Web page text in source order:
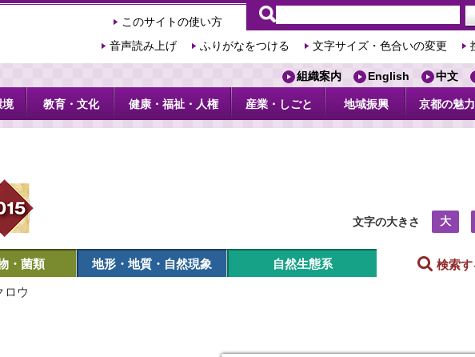
このサイトの使い方
音声読み上げ
ふりがなをつける 文字サイズ・色合いの変更
組織案内 English 中文
境 教育・文化 健康・福祉・人権 産業・しごと 地域振興 京都の魅
文字の大きさ 大
・菌類 地形・地質・自然現象 自然生態系
検索す
ロウ